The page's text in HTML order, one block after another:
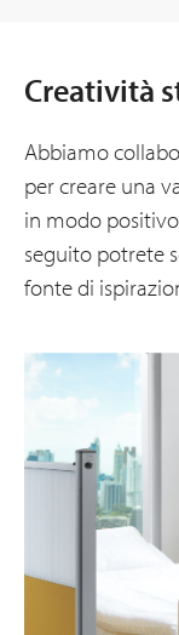
Creatività
Abbiamo
per creare una
in modo
seguito potrete
fonte di